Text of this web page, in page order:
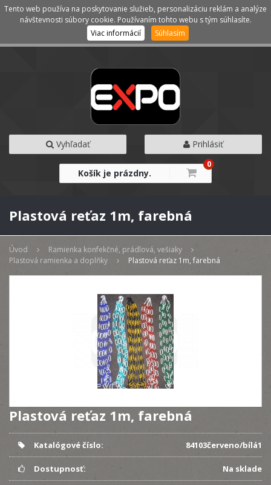
Kategórie Menu
Vyhľadať Prihlásiť
Košík je prázdny.
0
Plastová reťaz 1m, farebná
Úvod
Ramienka konfekčné, prádlová, vešiaky
Plastová ramienka a doplňky
Plastová reťaz 1m, farebná
Plastová reťaz 1m, farebná
Katalógové číslo: 84103červeno/bílá1
Dostupnosť: Na sklade
Tento web používa na poskytovanie služieb, personalizáciu reklám a analýze
návštevnosti súbory cookie. Používaním tohto webu s tým súhlasíte.
Viac informácií
Súhlasím